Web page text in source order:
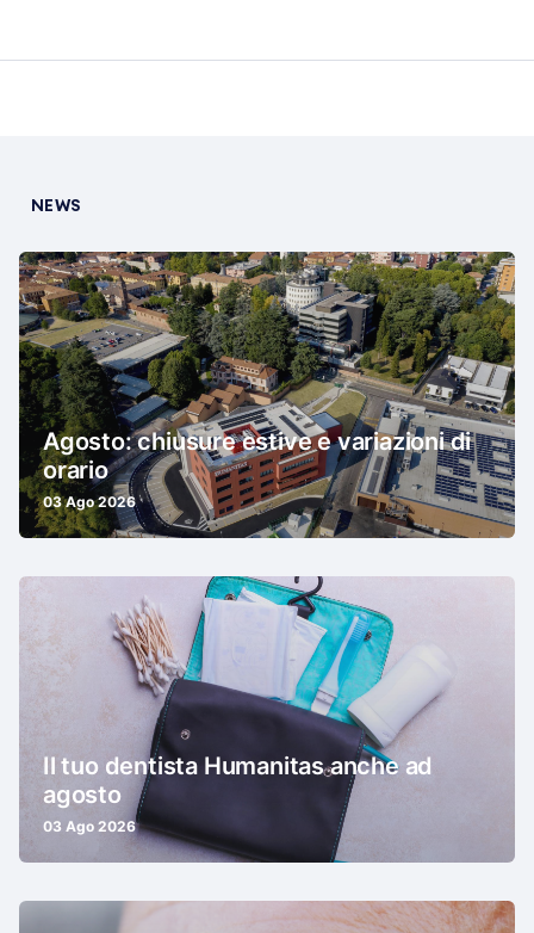
NEWS
Agosto: chiusure estive e variazioni di
orario
03 Ago 2026
Il tuo dentista Humanitas anche ad
agosto
03 Ago 2026